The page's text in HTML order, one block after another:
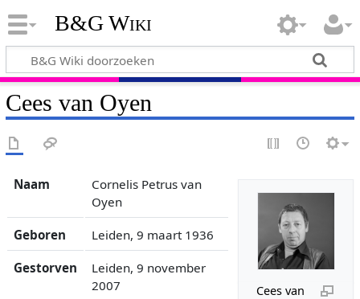
B&G Wiki
Cees van Oyen
Cees van
Naam
Cornelis Petrus van
Oyen
Geboren Leiden, 9 maart 1936
Gestorven
Leiden, 9 november
2007